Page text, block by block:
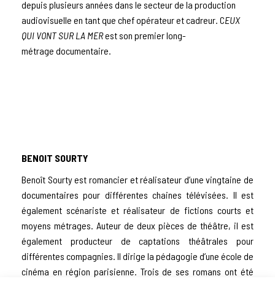
depuis plusieurs années dans le secteur de la production
audiovisuelle en tant que chef opérateur et cadreur. CEUX
QUI VONT SUR LA MERest son premierlong-
métrage documentaire.
BENOIT SOURTY
Benoît Sourty est romancier et réalisateur d’une vingtaine de
documentaires pour différentes chaines télévisées. Il est
également scénariste et réalisateur de fictions courts et
moyens métrages. Auteur de deux pièces de théâtre, il est
également producteur de captations théâtrales pour
différentes compagnies. Il dirige la pédagogie d’une école de
cinéma en région parisienne. Trois de ses romans ont été